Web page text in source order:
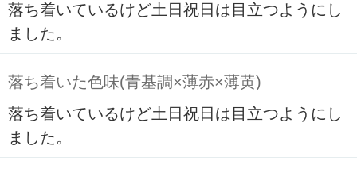
落ち着いているけど土日祝日は目立つようにし
ました。
落ち着いた色味(青基調×薄赤×薄黄)
落ち着いているけど土日祝日は目立つようにし
ました。